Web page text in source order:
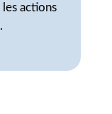
actions